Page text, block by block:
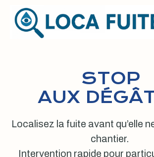
au
contenu
STOP
AUX
Localisez la fuite avant qu’elle
chantier.
Intervention rapide pour